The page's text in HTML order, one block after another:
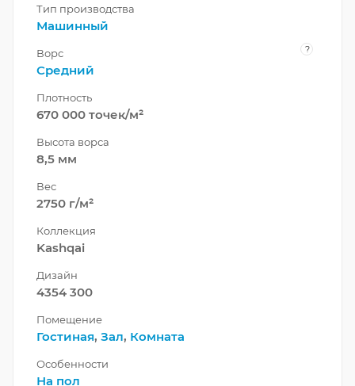
Тип производства
Машинный
Ворс ?
Средний
Плотность
670 000 точек/м²
Высота ворса
8,5 мм
Вес
2750 г/м²
Коллекция
Kashqai
Дизайн
4354 300
Помещение
Гостиная, Зал, Комната
Особенности
На пол